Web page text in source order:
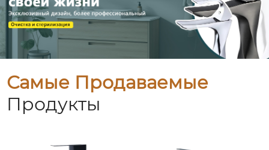
Самые Продаваемые
Продукты